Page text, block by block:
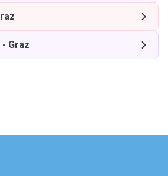
- Graz